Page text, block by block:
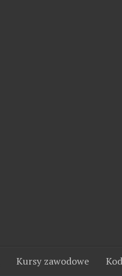
Kursy zawodowe